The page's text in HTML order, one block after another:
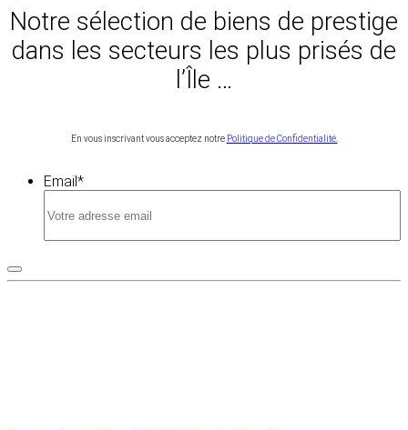
Notre sélection de biens de prestige
dans les secteurs les plus prisés de
l’Île …
En vous inscrivant vous acceptez notre Politique de Confidentialité.
Email *